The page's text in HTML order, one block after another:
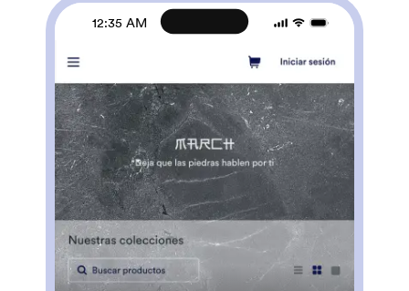
configuración de la app para que se adapte a la imagen
de marca de su tienda. Cuando esté satisfecho con el
aspecto de su app, compártala insertando el enlace de
la app en su sitio web o publicándolo en las redes
sociales. Vea cómo se disparan sus ventas y venda
ropa en línea con una App de tienda de ropa
totalmente personalizada para su negocio.
12:35 AM